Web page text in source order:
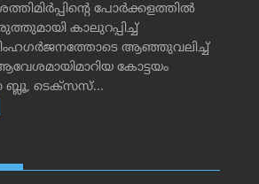
പോര്‍ക്കളത്തില്‍
കാലുറപ്പിച്ച്
ആഞ്ഞുവലിച്ച്
കോട്ടയം
ബ്ലൂ, ടെക്‌സസ്...